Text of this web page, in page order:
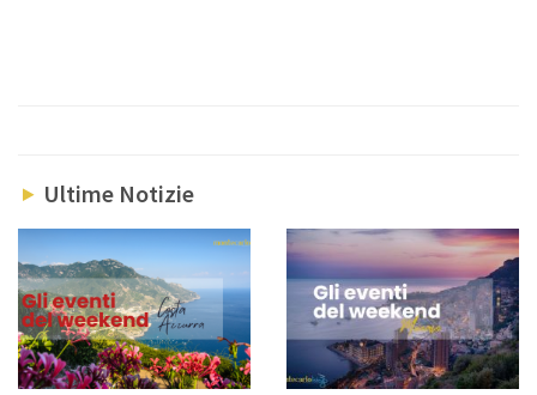
Ultime Notizie